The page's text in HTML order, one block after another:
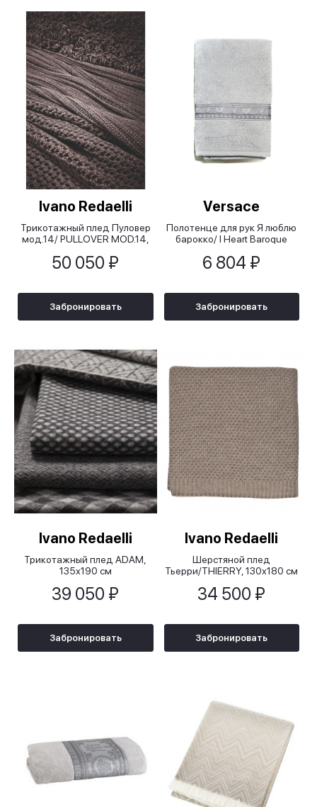
Ivano Redaelli
Трикотажный плед Пуловер
мод.14/ PULLOVER MOD.14,
50 050 ₽
Забронировать
Versace
Полотенце для рук Я люблю
барокко/ I Heart Baroque
6 804 ₽
Забронировать
Ivano Redaelli
Трикотажный плед ADAM,
135х190 см
39 050 ₽
Забронировать
Ivano Redaelli
Шерстяной плед
Тьерри/THIERRY, 130х180 см
34 500 ₽
Забронировать